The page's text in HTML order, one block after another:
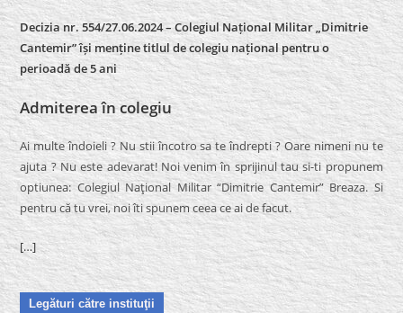
Decizia nr. 554/27.06.2024 – Colegiul Național Militar „Dimitrie
Cantemir” își menține titlul de colegiu național pentru o
perioadă de 5 ani
Admiterea în colegiu
Ai multe îndoieli ? Nu stii încotro sa te îndrepti ? Oare nimeni nu te
ajuta ? Nu este adevarat! Noi venim în sprijinul tau si-ti propunem
optiunea: Colegiul Naţional Militar “Dimitrie Cantemir” Breaza. Si
pentru că tu vrei, noi îti spunem ceea ce ai de facut.
[…]
Legături către instituţii